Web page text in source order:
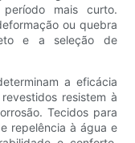
mais curto.
ou quebra
e a seleção de
a eficácia
resistem à
Tecidos para
repelência à água e